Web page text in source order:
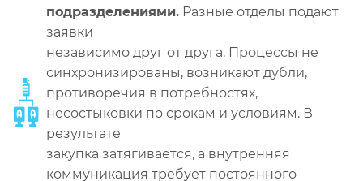
подразделениями. Разные отделы подают
заявки
независимо друг от друга. Процессы не
синхронизированы, возникают дубли,
противоречия в потребностях,
несостыковки по срокам и условиям. В
результате
закупка затягивается, а внутренняя
коммуникация требует постоянного